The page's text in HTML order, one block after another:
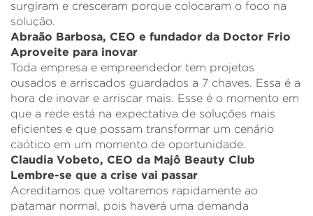
surgiram e cresceram porque colocaram o foco na
solução.
Abraão Barbosa, CEO e fundador da Doctor Frio
Aproveite para inovar
Toda empresa e empreendedor tem projetos
ousados e arriscados guardados a 7 chaves. Essa é a
hora de inovar e arriscar mais. Esse é o momento em
que a rede está na expectativa de soluções mais
eficientes e que possam transformar um cenário
caótico em um momento de oportunidade.
Claudia Vobeto, CEO da Majô Beauty Club
Lembre-se que a crise vai passar
Acreditamos que voltaremos rapidamente ao
patamar normal, pois haverá uma demanda